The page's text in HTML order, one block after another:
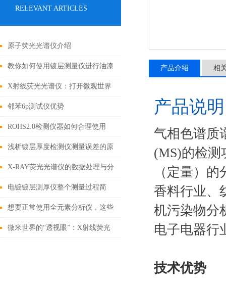
RELEVANT ARTICLES
原子荧光光谱仪介绍
教你如何使用镀层测量仪进行油漆
漆膜厚度的测量
X射线荧光光谱仪：打开微观世界
的钥匙
邻苯6p测试仪优势
ROHS2.0检测仪器如何合理使用
呢？掌握这九点
浅析镀层厚度检测仪测量误差的原
因
X-RAY荧光光谱仪的数据处理与分
析方法
电镀镀层测厚仪整个测量过程简
单、快速且不会对样品造成损害
想要正常使用全元素分析仪，这些
细节不能忽视
微米世界的“透视眼”：X射线荧光
产品介绍 相
产品说
气相色谱质
(MS)的检
（定量）
香料行业、
机污染物分
电子电器行
技术优势